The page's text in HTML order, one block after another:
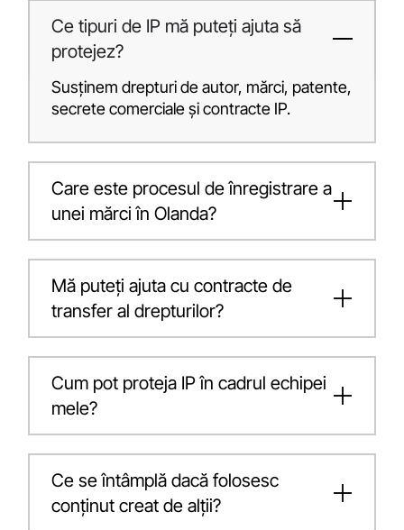
Ce tipuri de IP mă puteți ajuta să
protejez?
Susținem drepturi de autor, mărci, patente,
secrete comerciale și contracte IP.
Care este procesul de înregistrare a
unei mărci în Olanda?
Mă puteți ajuta cu contracte de
transfer al drepturilor?
Cum pot proteja IP în cadrul echipei
mele?
Ce se întâmplă dacă folosesc
conținut creat de alții?